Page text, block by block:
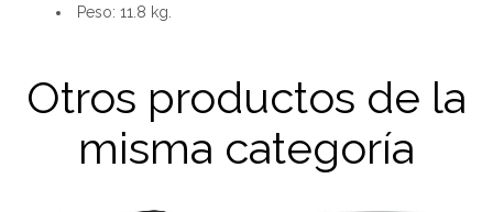
Peso: 11.8 kg.
Otros productos de la
misma categoría